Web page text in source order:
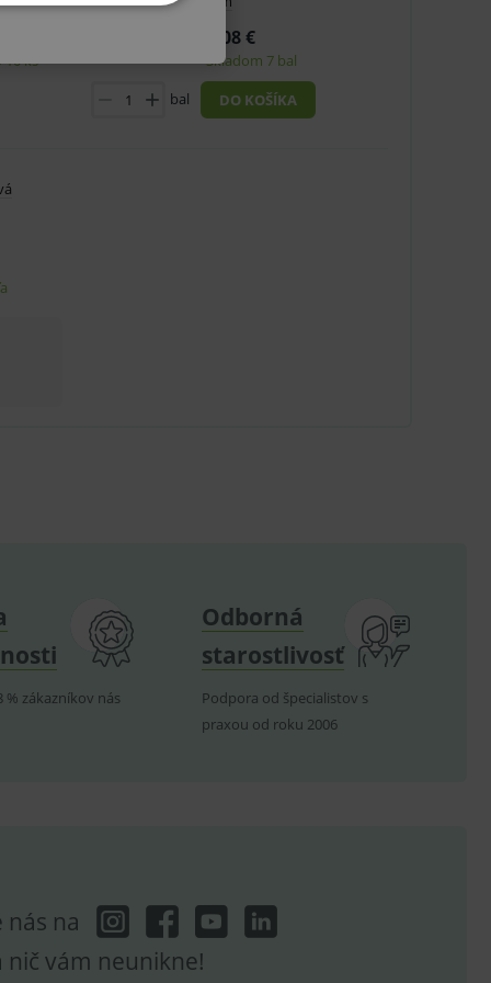
10 ks
3,08 €
Skladom 7 bal
bal
DO KOŠÍKA
% zákazníkov nás
Odborná
starostlivosť
Podpora od špecialistov s
praxou od roku 2006
nás na
nič vám neunikne!
relací uživatelů
analytics.
zobrazení
reklamy.
cookies a
předvoleb pro
webu používá